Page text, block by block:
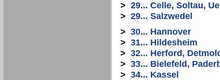
> 29... Celle, Soltau,
> 29... Salzwedel
> 30... Hannover
> 31... Hildesheim
> 32... Herford,
> 33... Bielefeld,
> 34... Kassel